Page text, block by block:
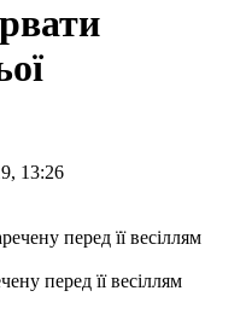
13:26
перед її весіллям